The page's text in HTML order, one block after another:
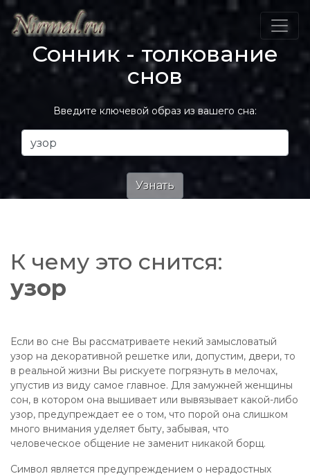
Сонник - толкование
снов
Введите ключевой образ из вашего сна:
К чему это снится:
узор
Если во сне Вы рассматриваете некий замысловатый
узор на декоративной решетке или, допустим, двери, то
в реальной жизни Вы рискуете погрязнуть в мелочах,
упустив из виду самое главное. Для замужней женщины
сон, в котором она вышивает или вывязывает какой-либо
узор, предупреждает ее о том, что порой она слишком
много внимания уделяет быту, забывая, что
человеческое общение не заменит никакой борщ.
Символ является предупреждением о нерадостных